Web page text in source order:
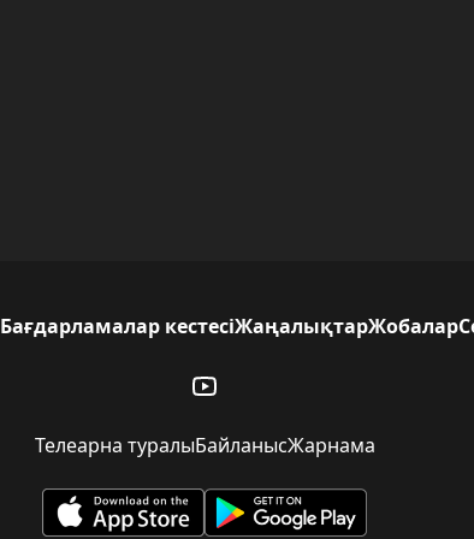
Бағдарламалар кестесіЖаңалықтарЖобалар
Телеарна туралыБайланысЖарнама